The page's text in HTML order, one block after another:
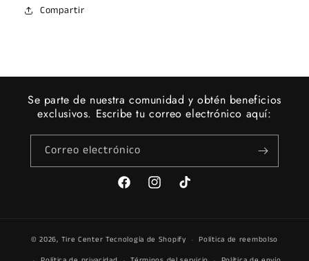
Compartir
Se parte de nuestra comunidad y obtén beneficios
exclusivos. Escribe tu correo electrónico aquí:
Correo electrónico
FacebookInstagramTikTok
© 2026, Tire Center Tecnología de Shopify
Política de reembolso